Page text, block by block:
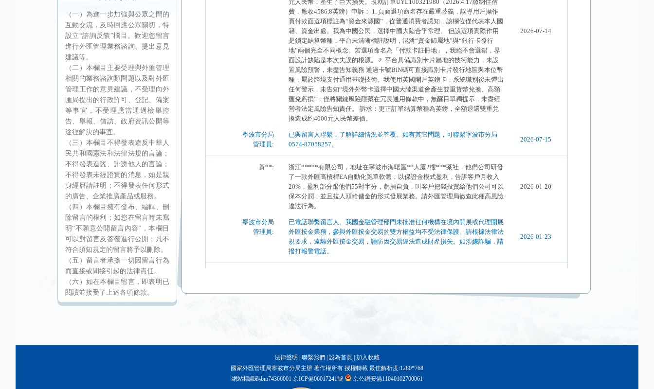
（一）為進一步加強與公眾之間的
互動交流，及時回應公眾關切，特
設立“諮詢反饋”欄目。歡迎您留言
進行外匯管理業務諮詢、提出意見
建議等。
（二）本欄目主要受理與外匯管理
相關的業務諮詢類問題以及對外匯
管理工作的意見建議，不受理向外
匯局提出的行政許可、登記、備案
等事宜，不受理應當通過檢舉控
告、舉報、信訪、政府資訊公開等
途徑解決的事宜。
（三）本欄目不得發表違反中華人
民共和國憲法和法律法規的言論；
不得發表造謠、誹謗他人的言論；
不得發表未經證實的消息，如是親
身經曆請註明；不得發表任何形式
的廣告、企業推廣產品或服務。
（四）本欄目擁有發布、編輯、刪
除留言的權利；如您在留言時未寫
明“不願意公開留言內容”，本欄目
可以對留言及答覆進行公開；凡不
符合須知規定的留言將予以刪除。
（五）留言者承擔一切因留言行為
而直接或間接引起的法律責任。
（六）如在本欄目留言，即表明已
閱讀並接受了上述各項條款。
法律聲明 聯繫我們 設為首頁 加入收藏
國家外匯管理局寧波市分局主辦 著作權所有 授權轉載 最佳解析度:1280*768
網站標識碼bm74360001京ICP備06017241號 京公網安備11040102700061